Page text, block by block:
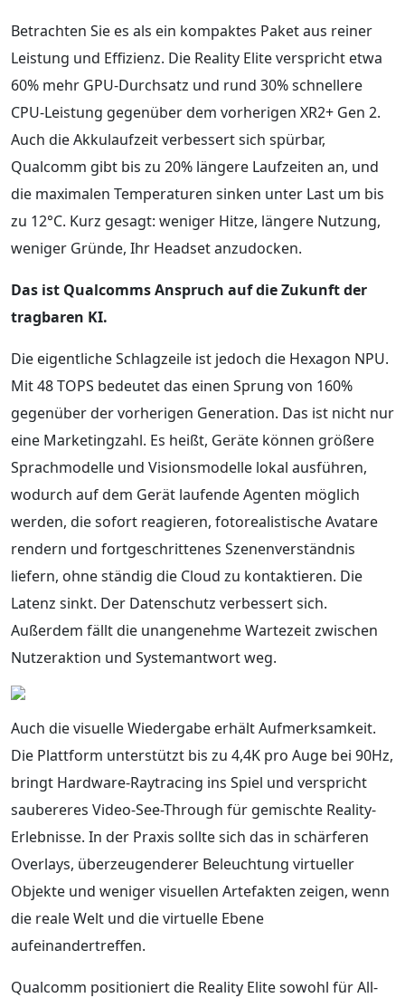
Betrachten Sie es als ein kompaktes Paket aus reiner
Leistung und Effizienz. Die Reality Elite verspricht etwa
60% mehr GPU-Durchsatz und rund 30% schnellere
CPU-Leistung gegenüber dem vorherigen XR2+ Gen 2.
Auch die Akkulaufzeit verbessert sich spürbar,
Qualcomm gibt bis zu 20% längere Laufzeiten an, und
die maximalen Temperaturen sinken unter Last um bis
zu 12°C. Kurz gesagt: weniger Hitze, längere Nutzung,
weniger Gründe, Ihr Headset anzudocken.
Das ist Qualcomms Anspruch auf die Zukunft der
tragbaren KI.
Die eigentliche Schlagzeile ist jedoch die Hexagon NPU.
Mit 48 TOPS bedeutet das einen Sprung von 160%
gegenüber der vorherigen Generation. Das ist nicht nur
eine Marketingzahl. Es heißt, Geräte können größere
Sprachmodelle und Visionsmodelle lokal ausführen,
wodurch auf dem Gerät laufende Agenten möglich
werden, die sofort reagieren, fotorealistische Avatare
rendern und fortgeschrittenes Szenenverständnis
liefern, ohne ständig die Cloud zu kontaktieren. Die
Latenz sinkt. Der Datenschutz verbessert sich.
Außerdem fällt die unangenehme Wartezeit zwischen
Nutzeraktion und Systemantwort weg.
Auch die visuelle Wiedergabe erhält Aufmerksamkeit.
Die Plattform unterstützt bis zu 4,4K pro Auge bei 90Hz,
bringt Hardware-Raytracing ins Spiel und verspricht
saubereres Video-See-Through für gemischte Reality-
Erlebnisse. In der Praxis sollte sich das in schärferen
Overlays, überzeugenderer Beleuchtung virtueller
Objekte und weniger visuellen Artefakten zeigen, wenn
die reale Welt und die virtuelle Ebene
aufeinandertreffen.
Qualcomm positioniert die Reality Elite sowohl für All-